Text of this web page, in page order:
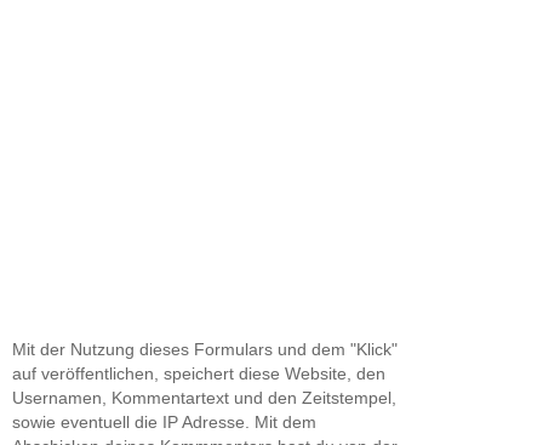
Mit der Nutzung dieses Formulars und dem "Klick"
auf veröffentlichen, speichert diese Website, den
Usernamen, Kommentartext und den Zeitstempel,
sowie eventuell die IP Adresse. Mit dem